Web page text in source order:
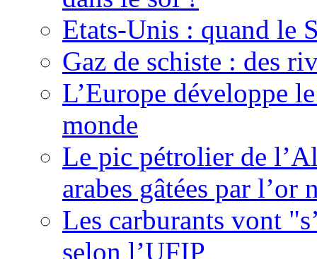
Etats-Unis : quand le
Gaz de schiste : des
L’Europe développe
monde
Le pic pétrolier de
arabes gâtées par l’or
Les carburants vont
selon l’UFIP